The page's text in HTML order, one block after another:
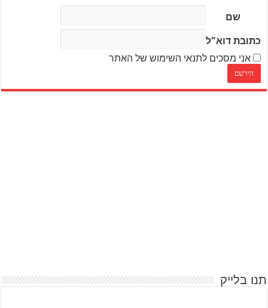
שם
כתובת דוא"ל
אני מסכים לתנאי השימוש של האתר
תנו בלייק